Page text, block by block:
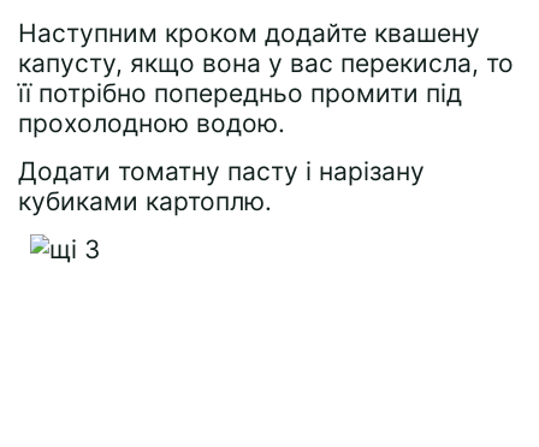
Наступним кроком додайте квашену
капусту, якщо вона у вас перекисла, то
її потрібно попередньо промити під
прохолодною водою.
Додати томатну пасту і нарізану
кубиками картоплю.